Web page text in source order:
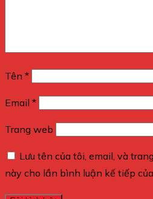
Tên *
Email *
Trang web
Lưu tên của tôi, email, và
này cho lần bình luận kế tiếp